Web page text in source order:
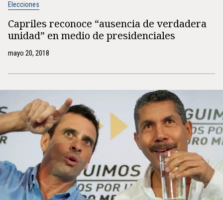
Elecciones
Capriles reconoce “ausencia de verdadera
unidad” en medio de presidenciales
mayo 20, 2018